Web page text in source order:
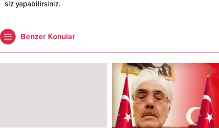
siz yapabilirsiniz.
Benzer Konular